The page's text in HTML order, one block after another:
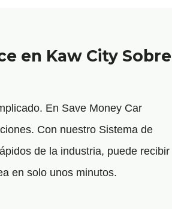
en Kaw City Sobre
En Save Money Car
Con nuestro Sistema de
de la industria, puede recibir
en solo unos minutos.